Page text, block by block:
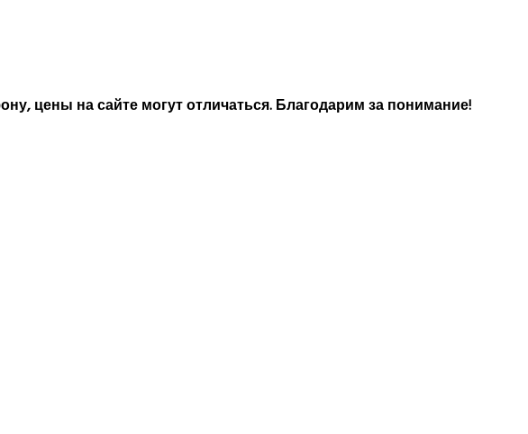
цены на сайте могут отличаться. Благодарим за понимание!